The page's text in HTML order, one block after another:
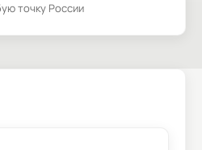
точку России